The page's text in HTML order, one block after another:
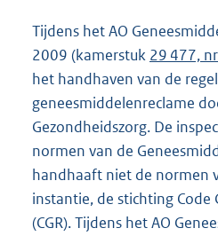
Tijdens het AO
2009 (kamerstuk 29 477,
het handhaven van de
geneesmiddelenreclame
Gezondheidszorg. De
normen van de
handhaaft niet de normen
instantie, de stichting Code
(CGR). Tijdens het AO